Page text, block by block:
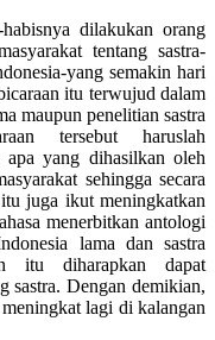
dilakukan orang
tentang sastra-
yang semakin hari
itu terwujud dalam
maupun penelitian sastra
tersebut haruslah
apa yang dihasilkan oleh
sehingga secara
juga ikut meningkatkan
menerbitkan antologi
lama dan sastra
itu diharapkan dapat
sastra. Dengan demikian,
lagi di kalangan